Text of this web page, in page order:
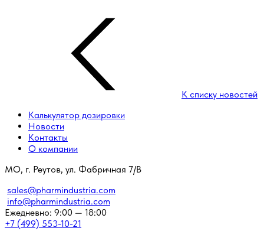
К списку новостей
Калькулятор дозировки
Новости
Контакты
О компании
МО, г. Реутов, ул. Фабричная 7/В
sales@pharmindustria.com
info@pharmindustria.com
Ежедневно: 9:00 — 18:00
+7 (499) 553-10-21